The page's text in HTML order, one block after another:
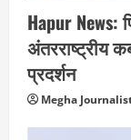
Hapur News:
अंतरराष्ट्रीय
प्रदर्शन
Megha